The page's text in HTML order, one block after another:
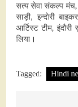
सत्य सेवा संकल्प मंच,
साड़ी, इन्दोरी
आर्टिस्ट टीम,
लिया।
Tagged: Hindi